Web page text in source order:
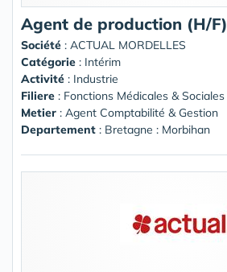
Agent de production (H/F)
Société : ACTUAL MORDELLES
Catégorie : Intérim
Activité : Industrie
Filiere : Fonctions Médicales & Sociales
Metier : Agent Comptabilité & Gestion
Departement : Bretagne : Morbihan